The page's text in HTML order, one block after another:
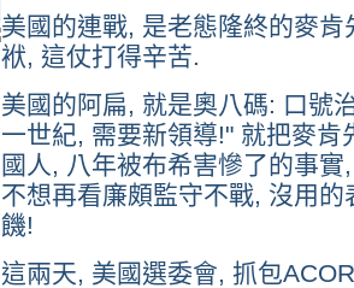
美國的連戰, 是老態隆終的麥
袱, 這仗打得辛苦.
美國的阿扁, 就是奧八碼: 口號
一世紀, 需要新領導!" 就把麥
國人, 八年被布希害慘了的事
不想再看廉頗監守不戰, 沒用
饑!
這兩天, 美國選委會, 抓包